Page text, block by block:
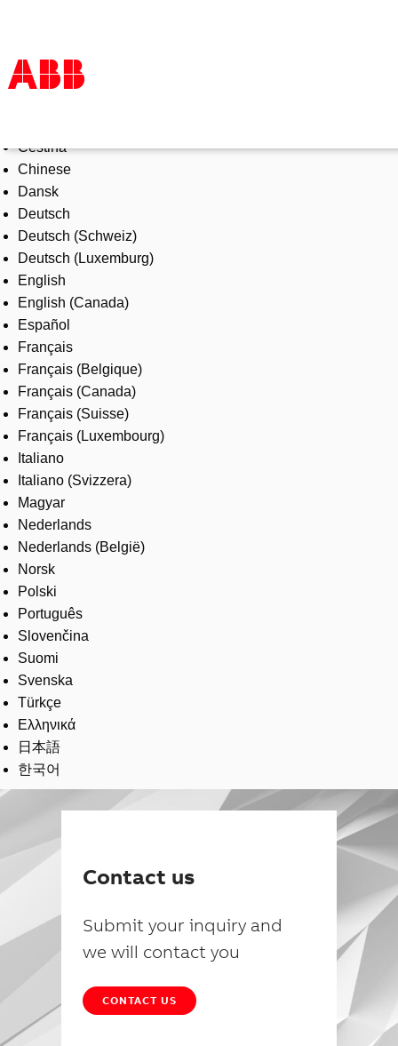
Products & Solutions
Industries
Services
About us
Where to buy
Contact us
Careers
Čeština
Chinese
Dansk
Deutsch
Deutsch (Schweiz)
Deutsch (Luxemburg)
English
English (Canada)
Español
Français
Français (Belgique)
Français (Canada)
Français (Suisse)
Français (Luxembourg)
Italiano
Italiano (Svizzera)
Magyar
Nederlands
Nederlands (België)
Norsk
Polski
Português
Slovenčina
Suomi
Svenska
Türkçe
Ελληνικά
日本語
한국어
Contact us
Submit your inquiry and
we will contact you
CONTACT US